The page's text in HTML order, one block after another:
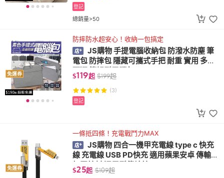
總銷量>50
登記
免運券
防摔防水超安心！收納一包搞定
JS購物 手提電腦收納包 防潑水防塵 筆
電包 防摔包 隱藏可攜式手把 耐重 實用 多色
可選 筆記型電腦包
$119起 $199起
(3)
登記
免運券
一條抵四條！充電戰鬥力MAX
JS購物 四合一機甲充電線 type c 快充
線 充電線 USB PD快充 適用蘋果安卓 傳輸線
加固線材 通用型傳輸線
$25起 $109起